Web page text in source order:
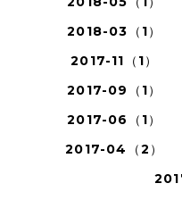
2018-03（1）
2017-11（1）
2017-09（1）
2017-06（1）
2017-04（2）